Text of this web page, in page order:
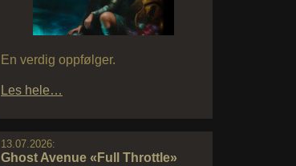
En verdig oppfølger.
Les hele…
13.07.2026:
Ghost Avenue «Full Throttle»